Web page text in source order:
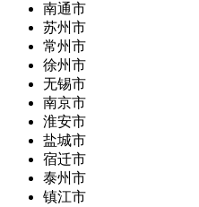
南通市
苏州市
常州市
徐州市
无锡市
南京市
淮安市
盐城市
宿迁市
泰州市
镇江市